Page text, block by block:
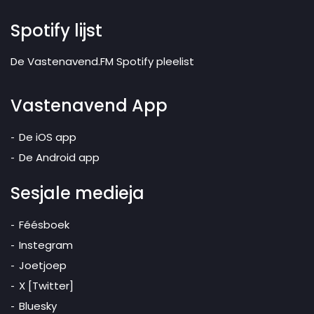
Spotify lijst
De Vastenavend.FM Spotify pleelist
Vastenavend App
De iOS app
De Android app
Sesjale medieja
Féésboek
Instegram
Joetjoep
X [Twitter]
Bluesky